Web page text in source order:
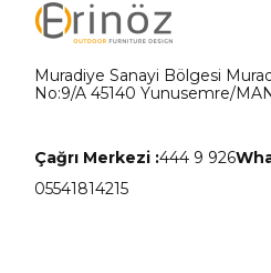
Muradiye Sanayi Bölgesi
No:9/A 45140 Yunusemre/
Çağrı Merkezi :444 9 926
05541814215